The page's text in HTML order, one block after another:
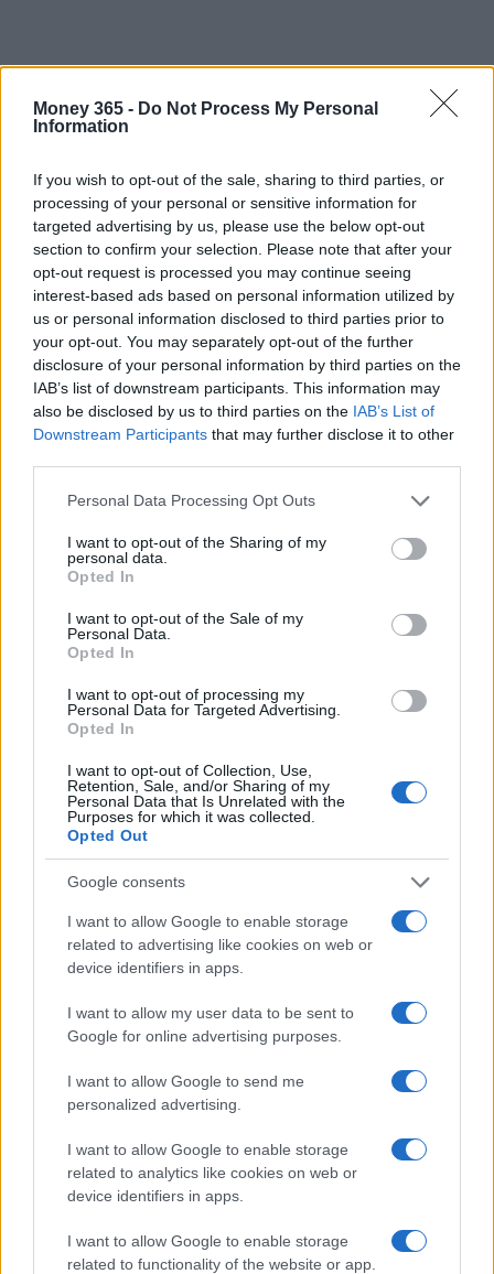
Money 365 - Do Not Process My Personal
Information
If you wish to opt-out of the sale, sharing to third parties, or
processing of your personal or sensitive information for
targeted advertising by us, please use the below opt-out
section to confirm your selection. Please note that after your
opt-out request is processed you may continue seeing
interest-based ads based on personal information utilized by
us or personal information disclosed to third parties prior to
your opt-out. You may separately opt-out of the further
disclosure of your personal information by third parties on the
IAB’s list of downstream participants. This information may
also be disclosed by us to third parties on the IAB’s List of
Downstream Participants that may further disclose it to other
Please note that this website/app uses one or more Google
not limited to your visit or usage behaviour. You may click to
grant or deny consent to Google and its third-party tags to
use your data for below specified purposes in below Google
consent section.
Personal Data Processing Opt Outs
I want to opt-out of the Sharing of my
personal data.
Opted In
I want to opt-out of the Sale of my
Personal Data.
Opted In
I want to opt-out of processing my
Personal Data for Targeted Advertising.
Opted In
I want to opt-out of Collection, Use,
Retention, Sale, and/or Sharing of my
Personal Data that Is Unrelated with the
Purposes for which it was collected.
Opted Out
Google consents
I want to allow Google to enable storage
related to advertising like cookies on web or
device identifiers in apps.
I want to allow my user data to be sent to
Google for online advertising purposes.
I want to allow Google to send me
personalized advertising.
I want to allow Google to enable storage
related to analytics like cookies on web or
device identifiers in apps.
I want to allow Google to enable storage
related to functionality of the website or app.
Continua a leggere
PRESTITI
Durata del prestito personale: rata, interessi e TAEG
PRESTITI
Fondo Studio: come funziona e chi può accedervi
PRESTITI